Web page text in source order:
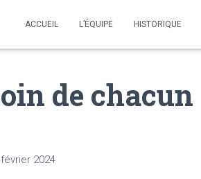
ACCUEIL L’ÉQUIPE HISTORIQUE
de chacun
2024